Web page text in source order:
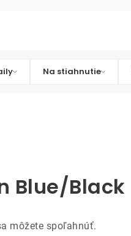
Na stiahnutie
Blue/Black
môžete spoľahnúť.